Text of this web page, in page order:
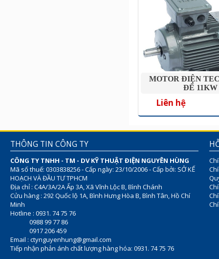
MOTOR ĐIỆN
ĐẾ 11KW
Liên hệ
THÔNG TIN CÔNG TY
CÔNG TY TNHH - TM - DV KỸ THUẬT ĐIỆN NGUYÊN HÙNG
Mã số thuế: 0303838256 - Cấp ngày: 23/10/2006 - Cấp bởi: SỞ KẾ
HOẠCH VÀ ĐẦU TƯ TPHCM
Địa chỉ : C4A/3A/2A Ấp 3A, Xã Vĩnh Lộc B, Bình Chánh
Cửu hàng : 292 Quốc lộ 1A, Bình Hưng Hòa B, Bình Tân, Hồ Chí
Minh
Hotline : 0931. 74 75 76
0988 99 77 86
0917 206 459
Email : ctynguyenhung@gmail.com
Tiếp nhận phản ánh chất lượng hàng hóa: 0931. 74 75 76